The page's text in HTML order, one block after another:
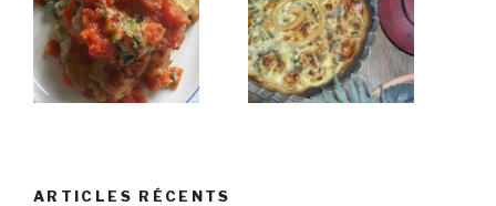
ARTICLES RÉCENTS